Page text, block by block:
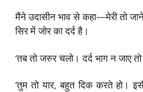
मैंने उदासीन भाव से कहा—मेरी तो जाने
सिर में जोर का दर्द है।
‘तब तो जरुर चलो। दर्द भाग न जाए
‘तुम तो यार, बहुत दिक करते हो।